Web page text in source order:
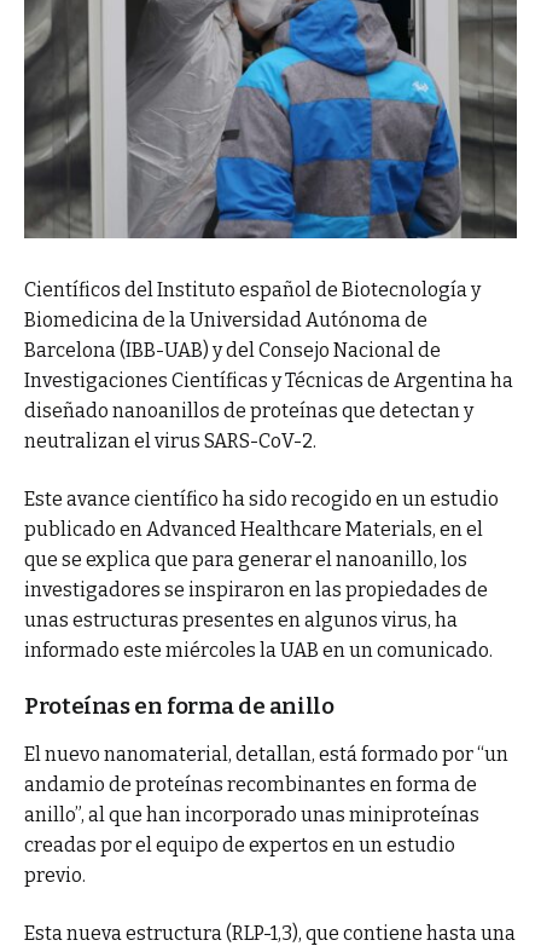
Científicos del Instituto español de Biotecnología y
Biomedicina de la Universidad Autónoma de
Barcelona (IBB-UAB) y del Consejo Nacional de
Investigaciones Científicas y Técnicas de Argentina ha
diseñado nanoanillos de proteínas que detectan y
neutralizan el virus SARS-CoV-2.
Este avance científico ha sido recogido en un estudio
publicado en Advanced Healthcare Materials, en el
que se explica que para generar el nanoanillo, los
investigadores se inspiraron en las propiedades de
unas estructuras presentes en algunos virus, ha
informado este miércoles la UAB en un comunicado.
Proteínas en forma de anillo
El nuevo nanomaterial, detallan, está formado por “un
andamio de proteínas recombinantes en forma de
anillo”, al que han incorporado unas miniproteínas
creadas por el equipo de expertos en un estudio
previo.
Esta nueva estructura (RLP-1,3), que contiene hasta una